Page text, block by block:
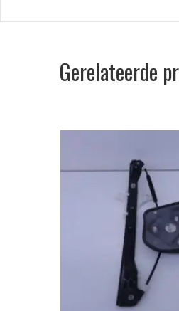
Gerelateerde